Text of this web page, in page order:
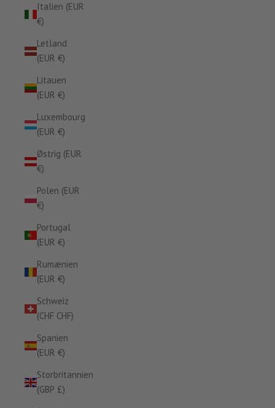
Italien (EUR
€)
Letland
(EUR €)
Litauen
(EUR €)
Luxembourg
(EUR €)
Østrig (EUR
€)
Polen (EUR
€)
Portugal
(EUR €)
Rumænien
(EUR €)
Schweiz
(CHF CHF)
Spanien
(EUR €)
Storbritannien
(GBP £)